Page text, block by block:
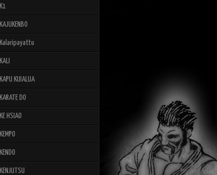
K1
KAJUKENBO
Kalaripayattu
KALI
KAPU KUIALUA
KARATE DO
KE HSIAO
KEMPO
KENDO
KENJUTSU